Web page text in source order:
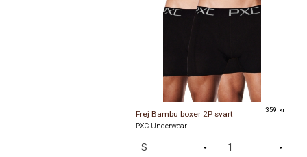
Frej Bambu boxer 2P svart 359 kr
PXC Underwear